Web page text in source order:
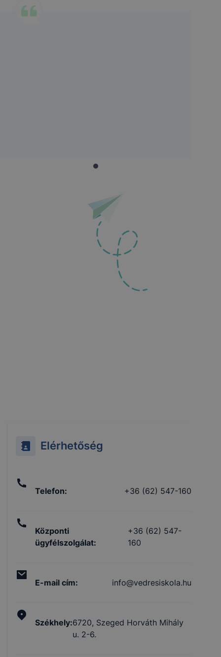
Elérhetőség
Telefon: +36 (62) 547-160
Központi
ügyfélszolgálat:
+36 (62) 547-
160
E-mail cím: info@vedresiskola.hu
Székhely:6720, Szeged Horváth Mihály
u. 2-6.